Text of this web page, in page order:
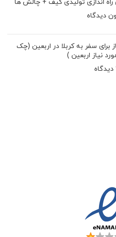
راه اندازی تولیدی کیف + چالش ها
دیدگاه
برای سفر به کربلا در اربعین (چک
نیاز اربعین )